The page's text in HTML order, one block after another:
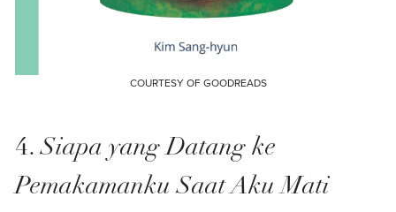
COURTESY OF GOODREADS
4.Siapa yang Datang ke
Pemakamanku Saat Aku Mati